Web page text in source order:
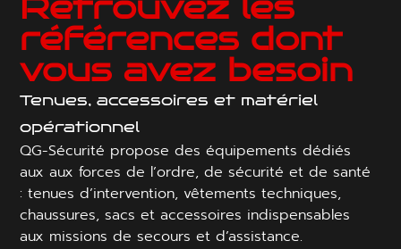
Retrouvez les
références dont
vous avez besoin
Tenues, accessoires et matériel
opérationnel
QG-Sécurité propose des équipements dédiés
aux aux forces de l’ordre, de sécurité et de santé
: tenues d’intervention, vêtements techniques,
chaussures, sacs et accessoires indispensables
aux missions de secours et d’assistance.